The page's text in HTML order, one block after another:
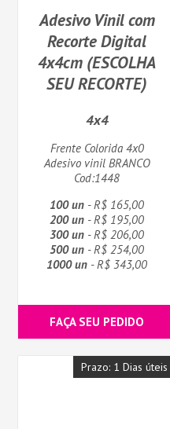
Adesivo Vinil com
Recorte Digital
4x4cm (ESCOLHA
SEU RECORTE)
4x4
Frente Colorida 4x0
Adesivo vinil BRANCO
Cod:1448
100 un - R$ 165,00
200 un - R$ 195,00
300 un - R$ 206,00
500 un - R$ 254,00
1000 un - R$ 343,00
FAÇA SEU PEDIDO
Prazo: 1 Dias úteis